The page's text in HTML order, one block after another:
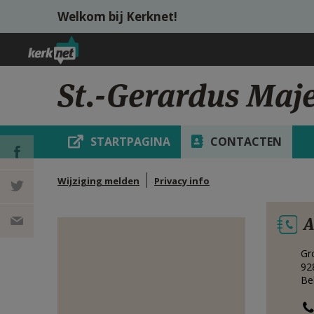
Overslaan en naar de inhoud gaan
Welkom bij Kerknet!
St.-Gerardus
STARTPAGINA CONTACTEN
Wijziging melden Privacy info
DEEL OP
FACEBOOK
DEEL OP